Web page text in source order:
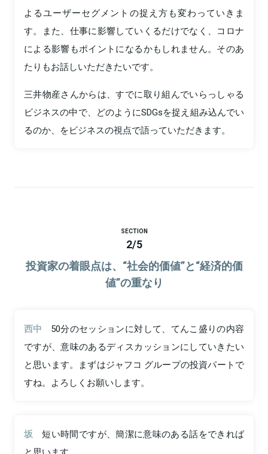
よるユーザーセグメントの捉え方も変わっていきま
す。また、仕事に影響していくるだけでなく、コロナ
による影響もポイントになるかもしれません。そのあ
たりもお話しいただきたいです。
三井物産さんからは、すでに取り組んでいらっしゃる
ビジネスの中で、どのようにSDGsを捉え組み込んでい
るのか、をビジネスの視点で語っていただきます。
SECTION
2/5
投資家の着眼点は、“社会的価値”と“経済的価
値”の重なり
西中
50分のセッションに対して、てんこ盛りの内容
ですが、意味のあるディスカッションにしていきたい
と思います。まずはジャフコ グループの投資パートで
すね。よろしくお願いします。
坂
短い時間ですが、簡潔に意味のある話をできれば